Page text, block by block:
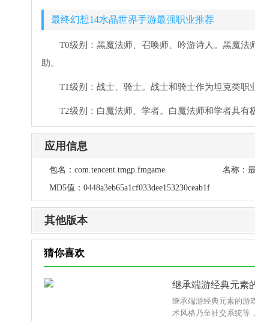
最终幻想14水晶世界手游最强职业推荐
T0级别：黑魔法师、召唤师、吟游诗人。黑魔
助。
T1级别：战士、骑士。战士和骑士作为坦克类职
T2级别：白魔法师、学者。白魔法师和学者具有
应用信息
包名： com.tencent.tmgp.fmgame 名称：
MD5值： 0448a3eb65a1cf033dee153230ceab1f
其他版本
猜你喜欢
继承端游经典元素
继承端游经典元素的游
术风格乃至社交系统等